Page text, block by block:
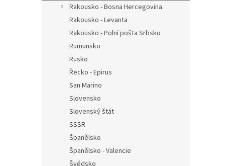
Rakousko - Bosna Hercegovina
Rakousko - Levanta
Rakousko - Polní pošta Srbsko
Rumunsko
Rusko
Řecko - Epirus
San Marino
Slovensko
Slovenský štát
SSSR
Španělsko
Španělsko - Valencie
Švédsko